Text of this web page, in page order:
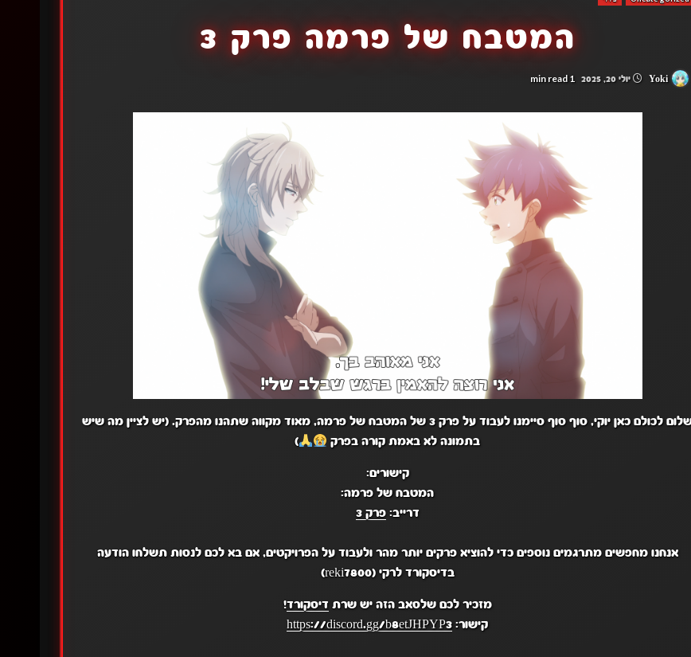
המטבח של פרמה פרק 3
יולי 20, 2025 1 min read
שלום לכולם כאן יוקי, סוף סוף סיימנו לעבוד על פרק 3 של המטבח של פרמה, מאוד מקווה שתהנו מהפרק. (יש לציין מה שיש
בתמונה לא באמת קורה בפרק
)
קישורים:
המטבח של פרמה:
דרייב:פרק 3
אנחנו מחפשים מתרגמים נוספים כדי להוציא פרקים יותר מהר ולעבוד על הפרויקטים, אם בא לכם לנסות תשלחו הודעה
בדיסקורד לרקי (reki7800)
מזכיר לכם שלסאב הזה יש שרת דיסקורד!
קישור: https://discord.gg/b8etJHPYP3